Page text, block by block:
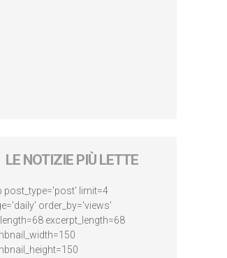
LE NOTIZIE PIÙ LETTE
post_type='post' limit=4
order_by='views'
excerpt_length=68